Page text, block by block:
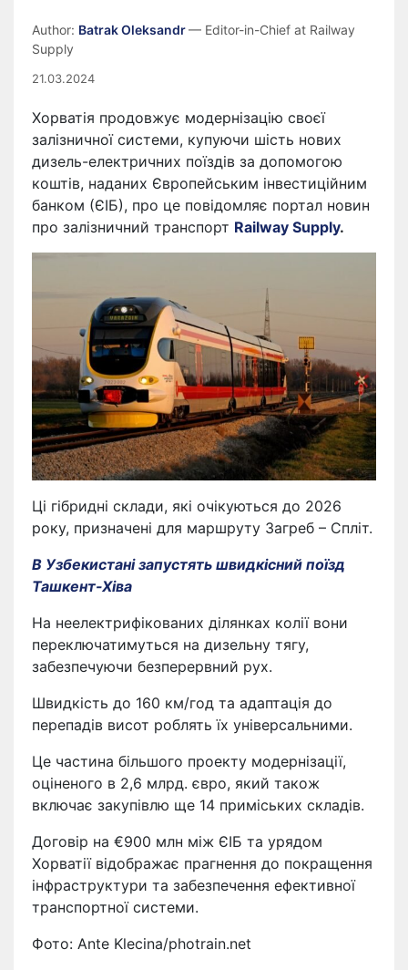
Author: Batrak Oleksandr— Editor-in-Chief at Railway
Supply
21.03.2024
Хорватія продовжує модернізацію своєї
залізничної системи, купуючи шість нових
дизель-електричних поїздів за допомогою
коштів, наданих Європейським інвестиційним
банком (ЄІБ), про це повідомляє портал новин
про залізничний транспорт Railway Supply.
Ці гібридні склади, які очікуються до 2026
року, призначені для маршруту Загреб – Спліт.
В Узбекистані запустять швидкісний поїзд
Ташкент-Хіва
На неелектрифікованих ділянках колії вони
переключатимуться на дизельну тягу,
забезпечуючи безперервний рух.
Швидкість до 160 км/год та адаптація до
перепадів висот роблять їх універсальними.
Це частина більшого проекту модернізації,
оціненого в 2,6 млрд. євро, який також
включає закупівлю ще 14 приміських складів.
Договір на €900 млн між ЄІБ та урядом
Хорватії відображає прагнення до покращення
інфраструктури та забезпечення ефективної
транспортної системи.
Фото: Ante Klecina/photrain.net